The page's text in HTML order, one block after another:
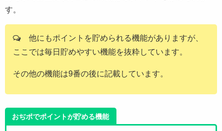
す。
他にもポイントを貯められる機能がありますが、
ここでは毎日貯めやすい機能を抜粋しています。
その他の機能は9番の後に記載しています。
おぢポでポイントが貯める機能